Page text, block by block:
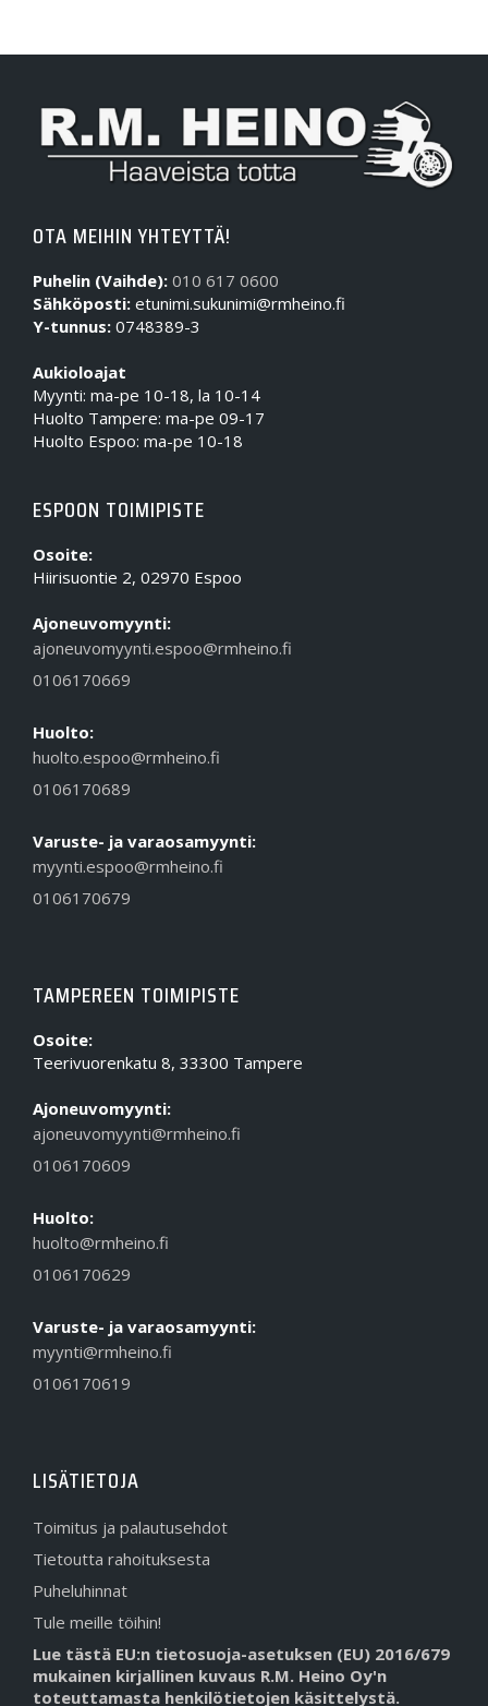
OTA MEIHIN YHTEYTTÄ!
Puhelin (Vaihde): 010 617 0600
Sähköposti: etunimi.sukunimi@rmheino.fi
Y-tunnus: 0748389-3
Aukioloajat
Myynti: ma-pe 10-18, la 10-14
Huolto Tampere: ma-pe 09-17
Huolto Espoo: ma-pe 10-18
ESPOON TOIMIPISTE
Osoite:
Hiirisuontie 2, 02970 Espoo
Ajoneuvomyynti:
ajoneuvomyynti.espoo@rmheino.fi
0106170669
Huolto:
huolto.espoo@rmheino.fi
0106170689
Varuste- ja varaosamyynti:
myynti.espoo@rmheino.fi
0106170679
TAMPEREEN TOIMIPISTE
Osoite:
Teerivuorenkatu 8, 33300 Tampere
Ajoneuvomyynti:
ajoneuvomyynti@rmheino.fi
0106170609
Huolto:
huolto@rmheino.fi
0106170629
Varuste- ja varaosamyynti:
myynti@rmheino.fi
0106170619
LISÄTIETOJA
Toimitus ja palautusehdot
Tietoutta rahoituksesta
Puheluhinnat
Tule meille töihin!
Lue tästä EU:n tietosuoja-asetuksen (EU) 2016/679
mukainen kirjallinen kuvaus R.M. Heino Oy'n
toteuttamasta henkilötietojen käsittelystä.